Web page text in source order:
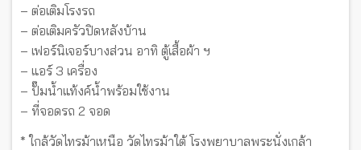
– ต่อเติมโรงรถ
– ต่อเติมครัวปิดหลังบ้าน
– เฟอร์นิเจอร์บางส่วน อาทิ ตู้เสื้อผ้า ฯ
– แอร์ 3 เครื่อง
– ปั๊มน้ำแท้งค์น้ำพร้อมใช้งาน
– ที่จอดรถ 2 จอด
* ใกล้วัดไทรม้าเหนือ วัดไทรม้าใต้ โรงพยาบาลพระนั่งเกล้า